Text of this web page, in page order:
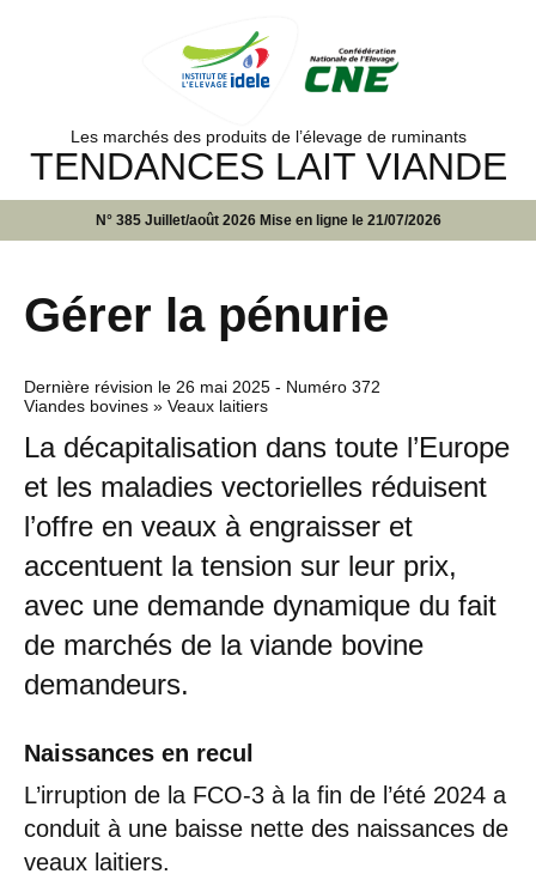
Les marchés des produits de l’élevage de ruminants
TENDANCES LAIT VIANDE
N° 385 Juillet/août 2026 Mise en ligne le 21/07/2026
Gérer la pénurie
Dernière révision le 26 mai 2025 - Numéro 372
Viandes bovines » Veaux laitiers
La décapitalisation dans toute l’Europe
et les maladies vectorielles réduisent
l’offre en veaux à engraisser et
accentuent la tension sur leur prix,
avec une demande dynamique du fait
de marchés de la viande bovine
demandeurs.
Naissances en recul
L’irruption de la FCO-3 à la fin de l’été 2024 a
conduit à une baisse nette des naissances de
veaux laitiers.